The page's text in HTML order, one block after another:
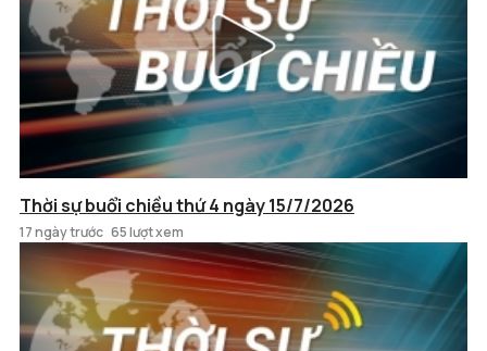
Thời sự buổi chiều thứ 4 ngày 15/7/2026
17 ngày trước 65 lượt xem